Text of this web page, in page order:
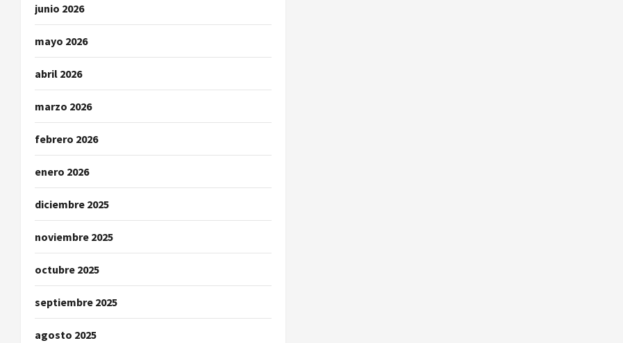
r
a
d
a
s
junio 2026
mayo 2026
abril 2026
marzo 2026
febrero 2026
enero 2026
diciembre 2025
noviembre 2025
octubre 2025
septiembre 2025
agosto 2025